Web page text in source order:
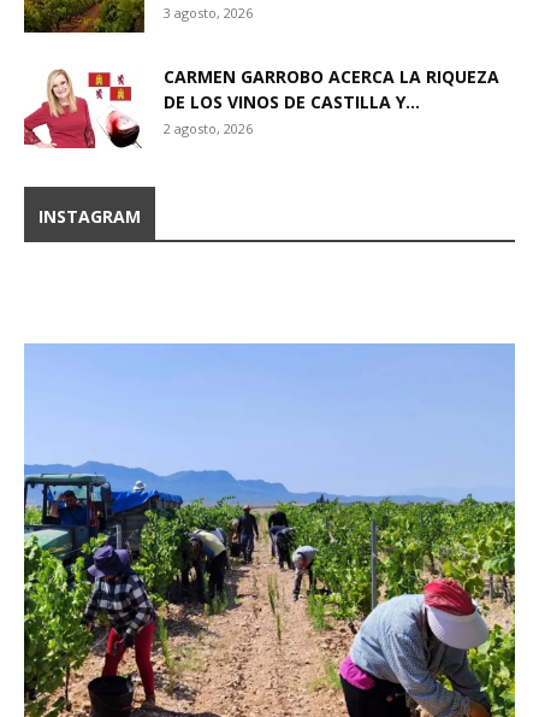
3 agosto, 2026
CARMEN GARROBO ACERCA LA RIQUEZA
DE LOS VINOS DE CASTILLA Y...
2 agosto, 2026
INSTAGRAM